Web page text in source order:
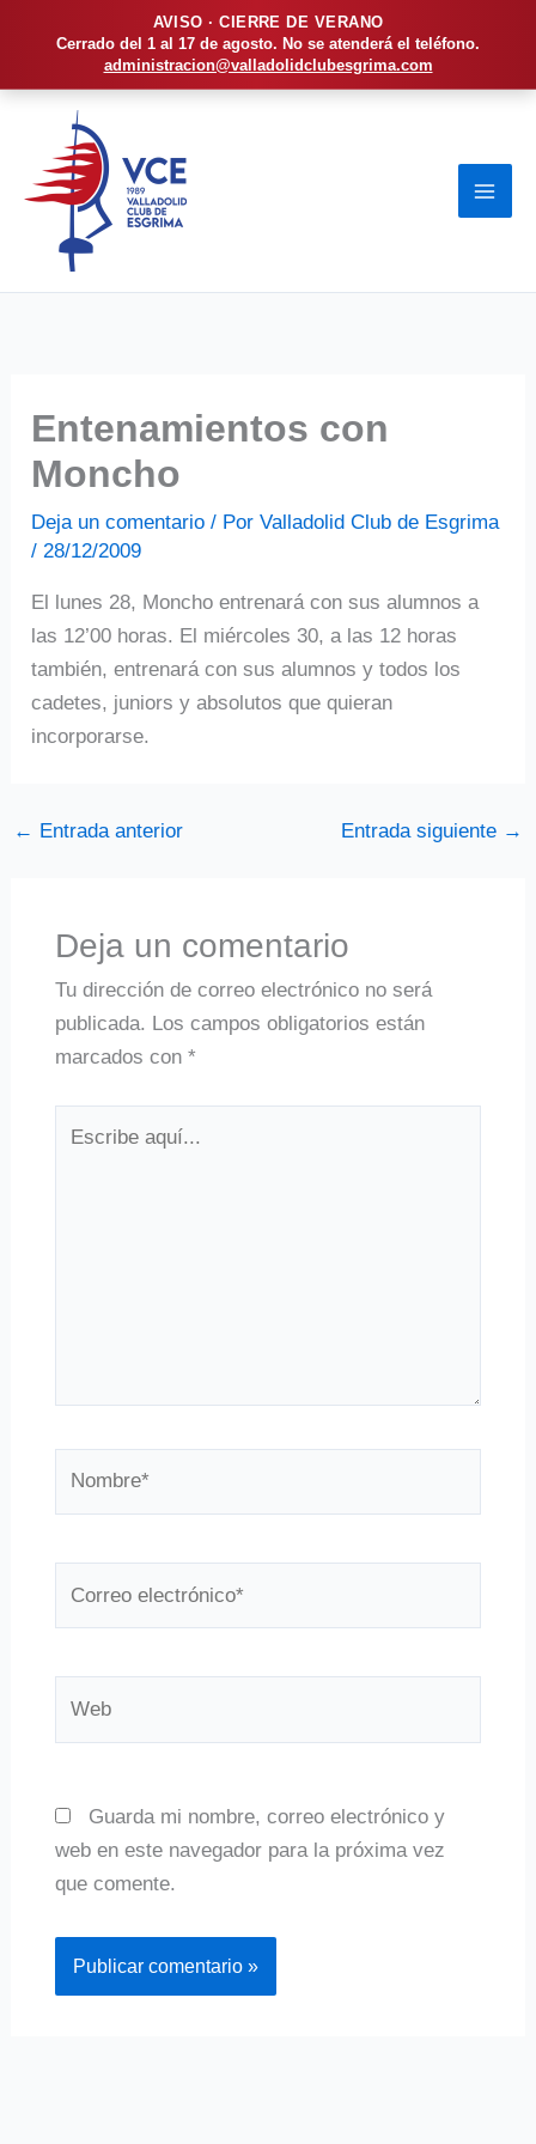
AVISO · CIERRE DE VERANO
Cerrado del 1 al 17 de agosto. No se atenderá el teléfono.
administracion@valladolidclubesgrima.com
contenido
Entenamientos con
Moncho
Deja un comentario / PorValladolid Club de Esgrima
/ 28/12/2009
El lunes 28, Moncho entrenará con sus alumnos a
las 12’00 horas. El miércoles 30, a las 12 horas
también, entrenará con sus alumnos y todos los
cadetes, juniors y absolutos que quieran
incorporarse.
← Entrada anterior Entrada siguiente →
Deja un comentario
Tu dirección de correo electrónico no será
publicada. Los campos obligatorios están
marcados con *
Guarda mi nombre, correo electrónico y
web en este navegador para la próxima vez
que comente.